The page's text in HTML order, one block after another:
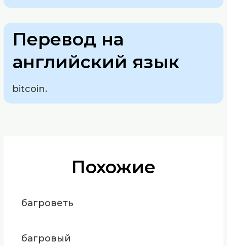
Перевод на
английский язык
bitcoin.
Похожие
багроветь
багровый